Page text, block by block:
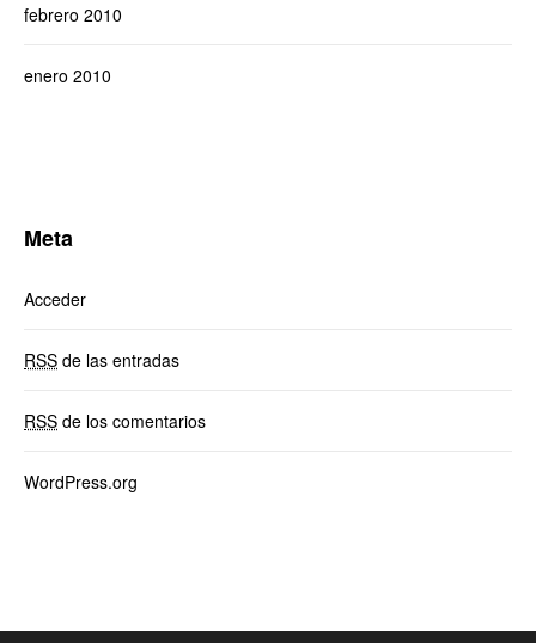
febrero 2010
enero 2010
Meta
Acceder
RSS de las entradas
RSS de los comentarios
WordPress.org